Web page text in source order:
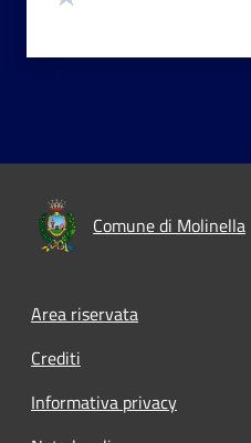
Comune di Molinella
Area riservata
Crediti
Informativa privacy